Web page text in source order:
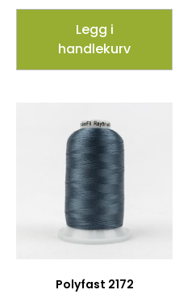
Legg i
handlekurv
Polyfast 2172